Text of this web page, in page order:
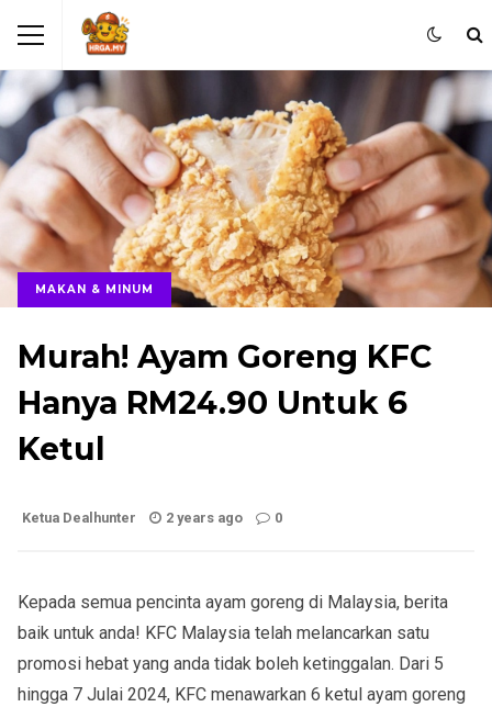
MAKAN & MINUM
Murah! Ayam Goreng KFC
Hanya RM24.90 Untuk 6
Ketul
Ketua Dealhunter 2 years ago 0
Kepada semua pencinta ayam goreng di Malaysia, berita
baik untuk anda! KFC Malaysia telah melancarkan satu
promosi hebat yang anda tidak boleh ketinggalan. Dari 5
hingga 7 Julai 2024, KFC menawarkan 6 ketul ayam goreng